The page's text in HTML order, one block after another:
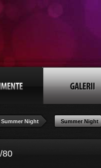
Summer Night Summer Night
80